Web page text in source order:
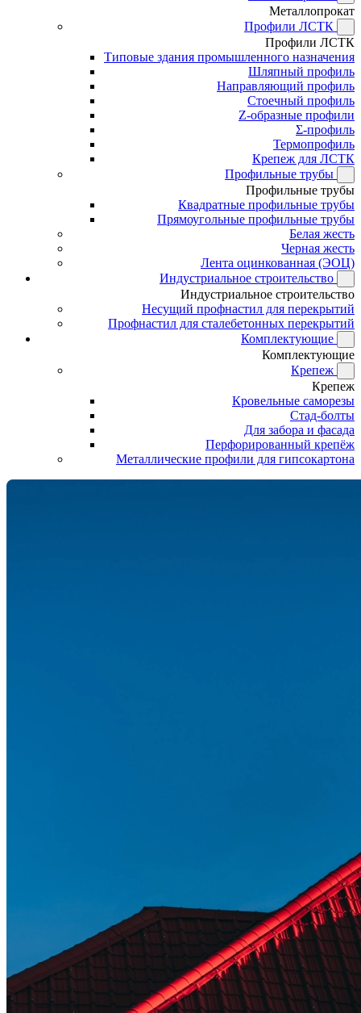
Металлопрокат
Профили ЛСТК
Профили ЛСТК
Типовые здания промышленного назначения
Шляпный профиль
Направляющий профиль
Стоечный профиль
Z-образные профили
Σ-профиль
Термопрофиль
Крепеж для ЛСТК
Профильные трубы
Профильные трубы
Квадратные профильные трубы
Прямоугольные профильные трубы
Белая жесть
Черная жесть
Лента оцинкованная (ЭОЦ)
Индустриальное строительство
Индустриальное строительство
Несущий профнастил для перекрытий
Профнастил для сталебетонных перекрытий
Комплектующие
Комплектующие
Крепеж
Крепеж
Кровельные саморезы
Стад-болты
Для забора и фасада
Перфорированный крепёж
Металлические профили для гипсокартона